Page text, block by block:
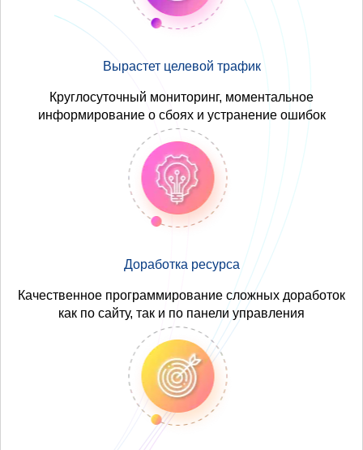
Вырастет целевой трафик
Круглосуточный мониторинг, моментальное
информирование о сбоях и устранение ошибок
Доработка ресурса
Качественное программирование сложных доработок
как по сайту, так и по панели управления